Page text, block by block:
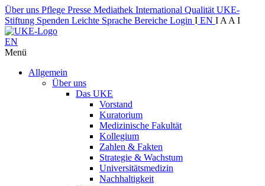
Über uns Pflege Presse Mediathek International Qualität UKE-
Stiftung Spenden Leichte Sprache Bereiche Login I EN I A A I
EN
Menü
Allgemein
Über uns
Das UKE
Vorstand
Kuratorium
Medizinische Fakultät
Kollegium
Zahlen & Fakten
Strategie & Wachstum
Universitätsmedizin
Nachhaltigkeit